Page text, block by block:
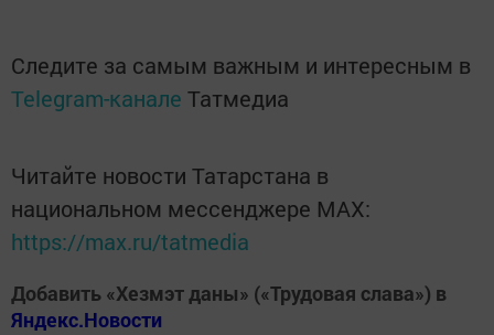
Следите за самым важным и интересным в
Telegram-канале Татмедиа
Читайте новости Татарстана в
национальном мессенджере MАХ:
https://max.ru/tatmedia
Добавить «Хезмэт даны» («Трудовая слава») в
Яндекс.Новости